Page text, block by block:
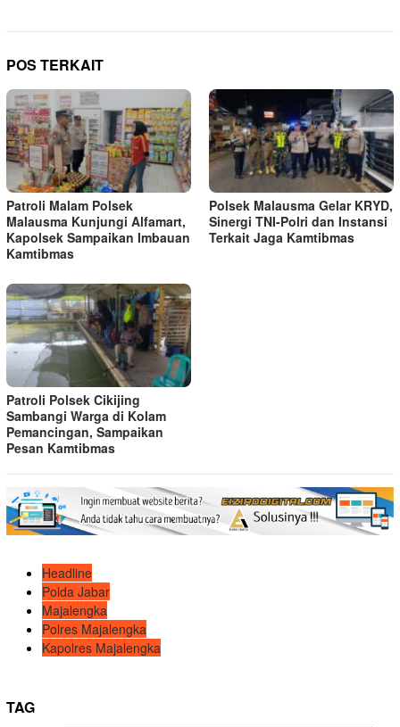
POS TERKAIT
Patroli Malam Polsek
Malausma Kunjungi Alfamart,
Kapolsek Sampaikan Imbauan
Kamtibmas
Polsek Malausma Gelar KRYD,
Sinergi TNI-Polri dan Instansi
Terkait Jaga Kamtibmas
Patroli Polsek Cikijing
Sambangi Warga di Kolam
Pemancingan, Sampaikan
Pesan Kamtibmas
Headline
Polda Jabar
Majalengka
Polres Majalengka
Kapolres Majalengka
TAG